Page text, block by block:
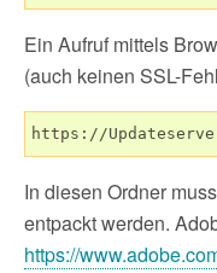
Ein Aufruf mittels
(auch keinen SSL-
https://
In diesen Ordner
entpackt werden.
https://